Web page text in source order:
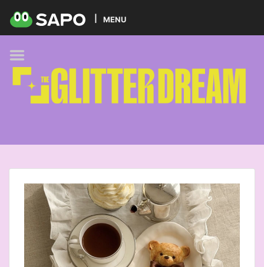
MENU
HOME
PODCAST
GLITTER BRANDS
KIDS
TREND
BEAUTY
PETS
MUSIC